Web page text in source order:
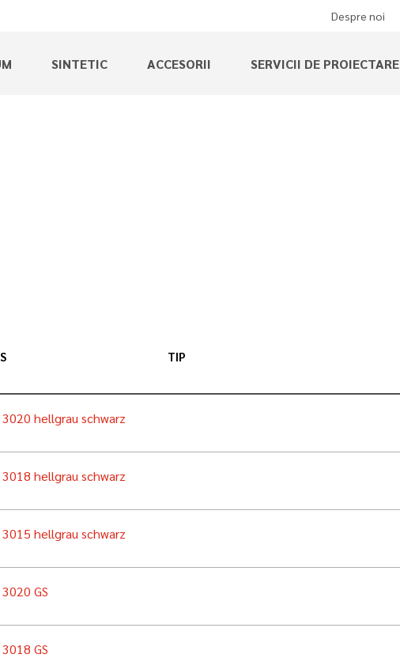
Despre noi
SINTETIC ACCESORII SERVICII DE PROIECTARE
TIP
hellgrau schwarz
hellgrau schwarz
hellgrau schwarz
GS
GS